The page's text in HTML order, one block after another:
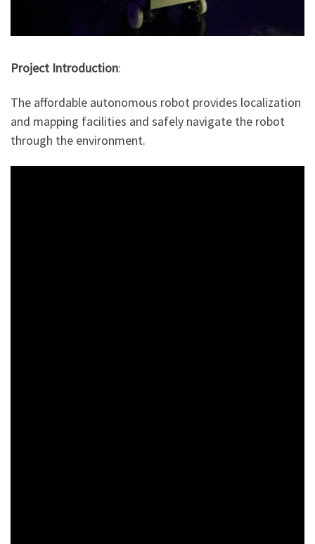
Project Introduction:
The affordable autonomous robot provides localization
and mapping facilities and safely navigate the robot
through the environment.